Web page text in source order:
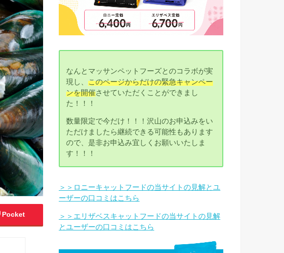
Pocket
なんとマッサンペットフーズとのコラボが実
現し、このページからだけの緊急キャンペー
ンを開催させていただくことができまし
た！！！
数量限定で今だけ！！！沢山のお申込みをい
ただけましたら継続できる可能性もあります
ので、是非お申込み宜しくお願いいたしま
す！！！
＞＞ロニーキャットフードの当サイトの見解とユ
ーザーの口コミはこちら
＞＞エリザベスキャットフードの当サイトの見解
とユーザーの口コミはこちら